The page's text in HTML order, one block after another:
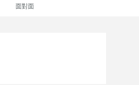
面對面